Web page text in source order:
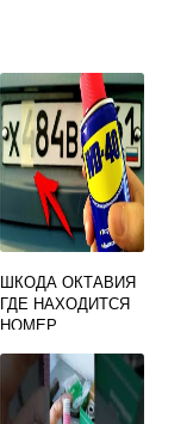
ШКОДА ОКТАВИЯ
ГДЕ НАХОДИТСЯ
НОМЕР